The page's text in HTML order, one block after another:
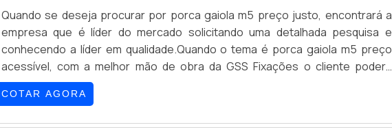
Quando se deseja procurar por porca gaiola m5 preço justo, encontrará a
empresa que é líder do mercado solicitando uma detalhada pesquisa e
conhecendo a líder em qualidade.Quando o tema é porca gaiola m5 preço
acessível, com a melhor mão de obra da GSS Fixações o cliente poderá
contar ótima qualidade com otimização de processos, visando a redução de
custos e aumento de produtividade.PORCA GAIOLA M5 PREÇO JUSTO E
COTAR AGORA